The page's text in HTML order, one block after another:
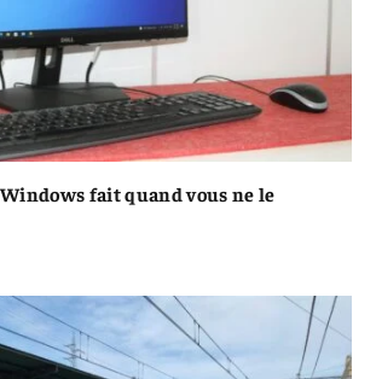
Windows fait quand vous ne le